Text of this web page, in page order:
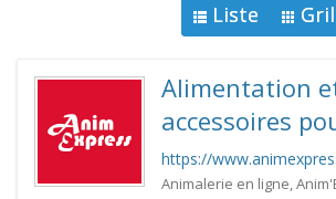
Liste
Alimentation
accessoires
https://
Animalerie en ligne,